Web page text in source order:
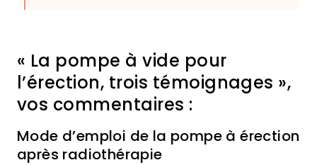
« La pompe à vide pour
l’érection, trois témoignages »,
vos commentaires :
Mode d’emploi de la pompe à érection
après radiothérapie